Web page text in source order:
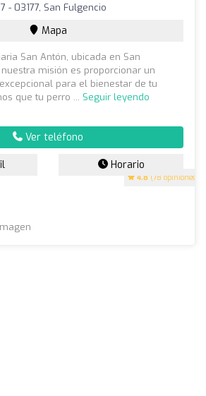
4.8 (78 opiniones)
- 03177, San Fulgencio
Mapa
San Antón, ubicada en San
misión es proporcionar un
para el bienestar de tu
que tu perro ... Seguir leyendo
Ver teléfono
Horario